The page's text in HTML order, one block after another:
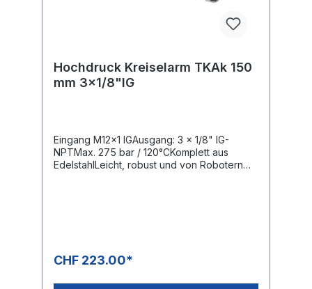
Hochdruck Kreiselarm TKAk 150
mm 3x1/8"IG
Eingang M12x1 IGAusgang: 3 x 1/8" IG-
NPTMax. 275 bar / 120°CKomplett aus
EdelstahlLeicht, robust und von Robotern
CHF 223.00*